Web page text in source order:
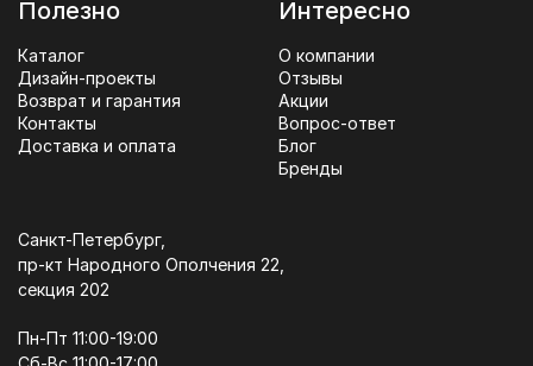
Полезно
Каталог
Дизайн-проекты
Возврат и гарантия
Контакты
Доставка и оплата
Интересно
О компании
Отзывы
Акции
Вопрос-ответ
Блог
Бренды
Санкт-Петербург,
пр-кт Народного Ополчения 22,
секция 202
Пн-Пт 11:00-19:00